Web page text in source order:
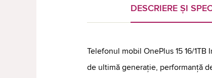
DESCRIERE ȘI
Telefonul mobil OnePlus 15 16/
de ultimă generație, performanță